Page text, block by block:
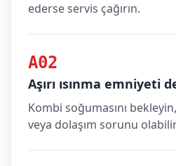
ederse servis çağırın.
A02
Aşırı ısınma emniyeti
Kombi soğumasını
veya dolaşım sorunu